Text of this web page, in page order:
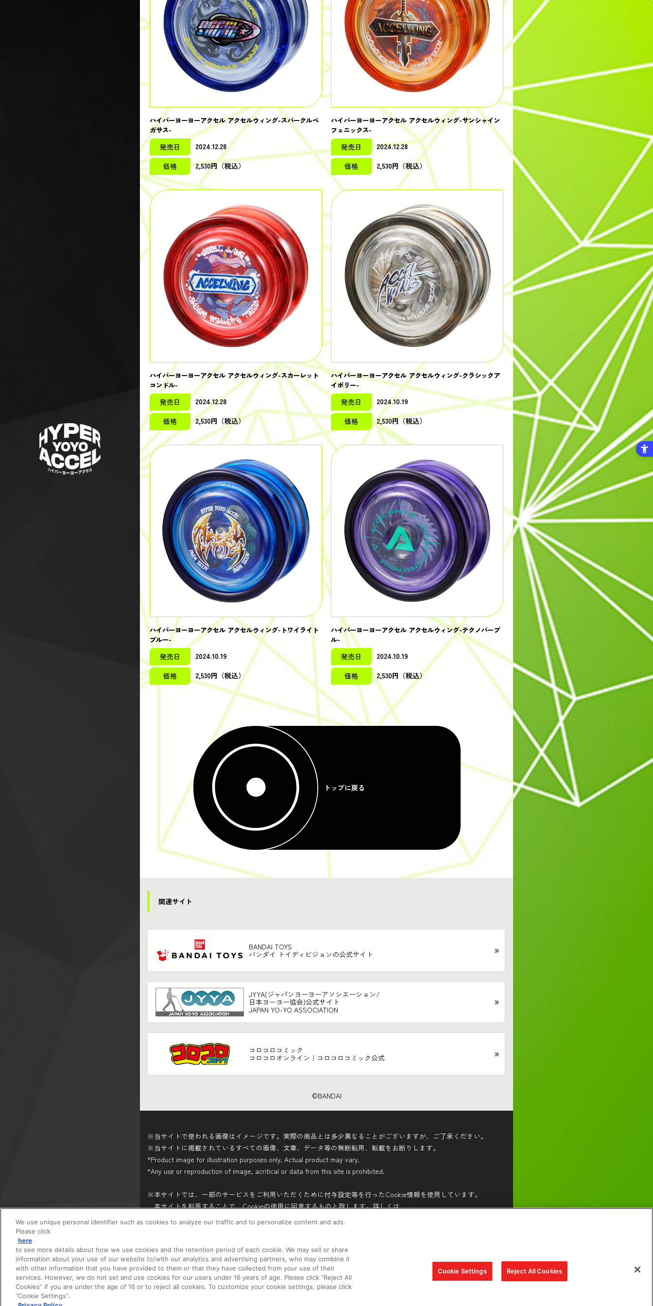
ハイパーヨーヨーアクセル アクセルウィング-スパークルペ
ガサス-
発売日
2024.12.28
価格 2,530円（税込）
ハイパーヨーヨーアクセル アクセルウィング-サンシャイン
フェニックス-
発売日
2024.12.28
価格 2,530円（税込）
ハイパーヨーヨーアクセル アクセルウィング-スカーレット
コンドル-
発売日
2024.12.28
価格 2,530円（税込）
ハイパーヨーヨーアクセル アクセルウィング-クラシックア
イボリー-
発売日
2024.10.19
価格 2,530円（税込）
ハイパーヨーヨーアクセル アクセルウィング-トワイライト
ブルー-
発売日
2024.10.19
価格 2,530円（税込）
ハイパーヨーヨーアクセル アクセルウィング-テクノパープ
ル-
発売日
2024.10.19
価格 2,530円（税込）
トップに戻る
関連サイト
BANDAI TOYS
バンダイ トイディビジョンの公式サイト
JYYA(ジャパンヨーヨーアソシエーション/
日本ヨーヨー協会)公式サイト
JAPAN YO-YO ASSOCIATION
コロコロコミック
コロコロオンライン｜コロコロコミック公式
©BANDAI
※当サイトで使われる画像はイメージです。実際の商品とは多少異なることがございますが、ご了承ください。
※当サイトに掲載されているすべての画像、文章、データ等の無断転用、転載をお断りします。
*Product image for illustration purposes only. Actual product may vary.
*Any use or reproduction of image, acritical or data from this site is prohibited.
※本サイトでは、一部のサービスをご利用いただくために付与設定等を行ったCookie情報を使用しています。
本サイトを利用することで、Cookieの使用に同意するものと致します。詳しくは
プライバシーポリシー
※商品名・発売日・価格などこのホームページの情報は変更になる場合がございますのでご了承ください。
privacypolicy Do Not Sell or Share My Personal Information
We use unique personal identifier such as cookies to analyze our traffic and to personalize content and ads.
Please click
here
to see more details about how we use cookies and the retention period of each cookie. We may sell or share
information about your use of our website to/with our analytics and advertising partners, who may combine it
with other information that you have provided to them or that they have collected from your use of their
services. However, we do not set and use cookies for our users under 16 years of age. Please click “Reject All
Cookies” if you are under the age of 16 or to reject all cookies. To customize your cookie settings, please click
“Cookie Settings”.
Cookie Settings Reject All Cookies